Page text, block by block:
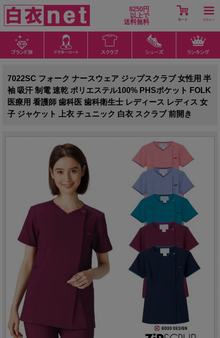
8250円
以上で
送料無料
7022SC フォーク ナースウェア ジップスクラブ 女性用 半
袖 吸汗 制電 速乾 ポリエステル100% PHSポケット FOLK
医療用 看護師 歯科医 歯科衛生士 レディース レディス 女
子 ジャケット 上衣 チュニック 白衣 スクラブ 前開き